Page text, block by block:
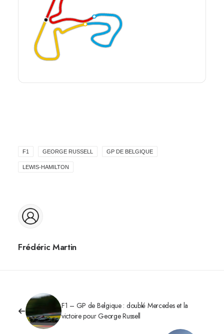
F1 GEORGE RUSSELL GP DE BELGIQUE
LEWIS-HAMILTON
Frédéric Martin
F1 – GP de Belgique : doublé Mercedes et la
victoire pour George Russell